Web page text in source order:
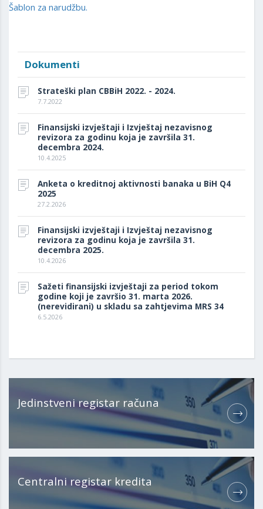
Šablon za narudžbu.
Dokumenti
Strateški plan CBBiH 2022. - 2024.
7.7.2022
Finansijski izvještaji i Izvještaj nezavisnog
revizora za godinu koja je završila 31.
decembra 2024.
10.4.2025
Anketa o kreditnoj aktivnosti banaka u BiH Q4
2025
27.2.2026
Finansijski izvještaji i Izvještaj nezavisnog
revizora za godinu koja je završila 31.
decembra 2025.
10.4.2026
Sažeti finansijski izvještaji za period tokom
godine koji je završio 31. marta 2026.
(nerevidirani) u skladu sa zahtjevima MRS 34
6.5.2026
Jedinstveni registar računa
Centralni registar kredita